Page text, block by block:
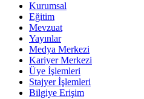
Kurumsal
Eğitim
Mevzuat
Yayınlar
Medya Merkezi
Kariyer Merkezi
Üye İşlemleri
Stajyer İşlemleri
Bilgiye Erişim